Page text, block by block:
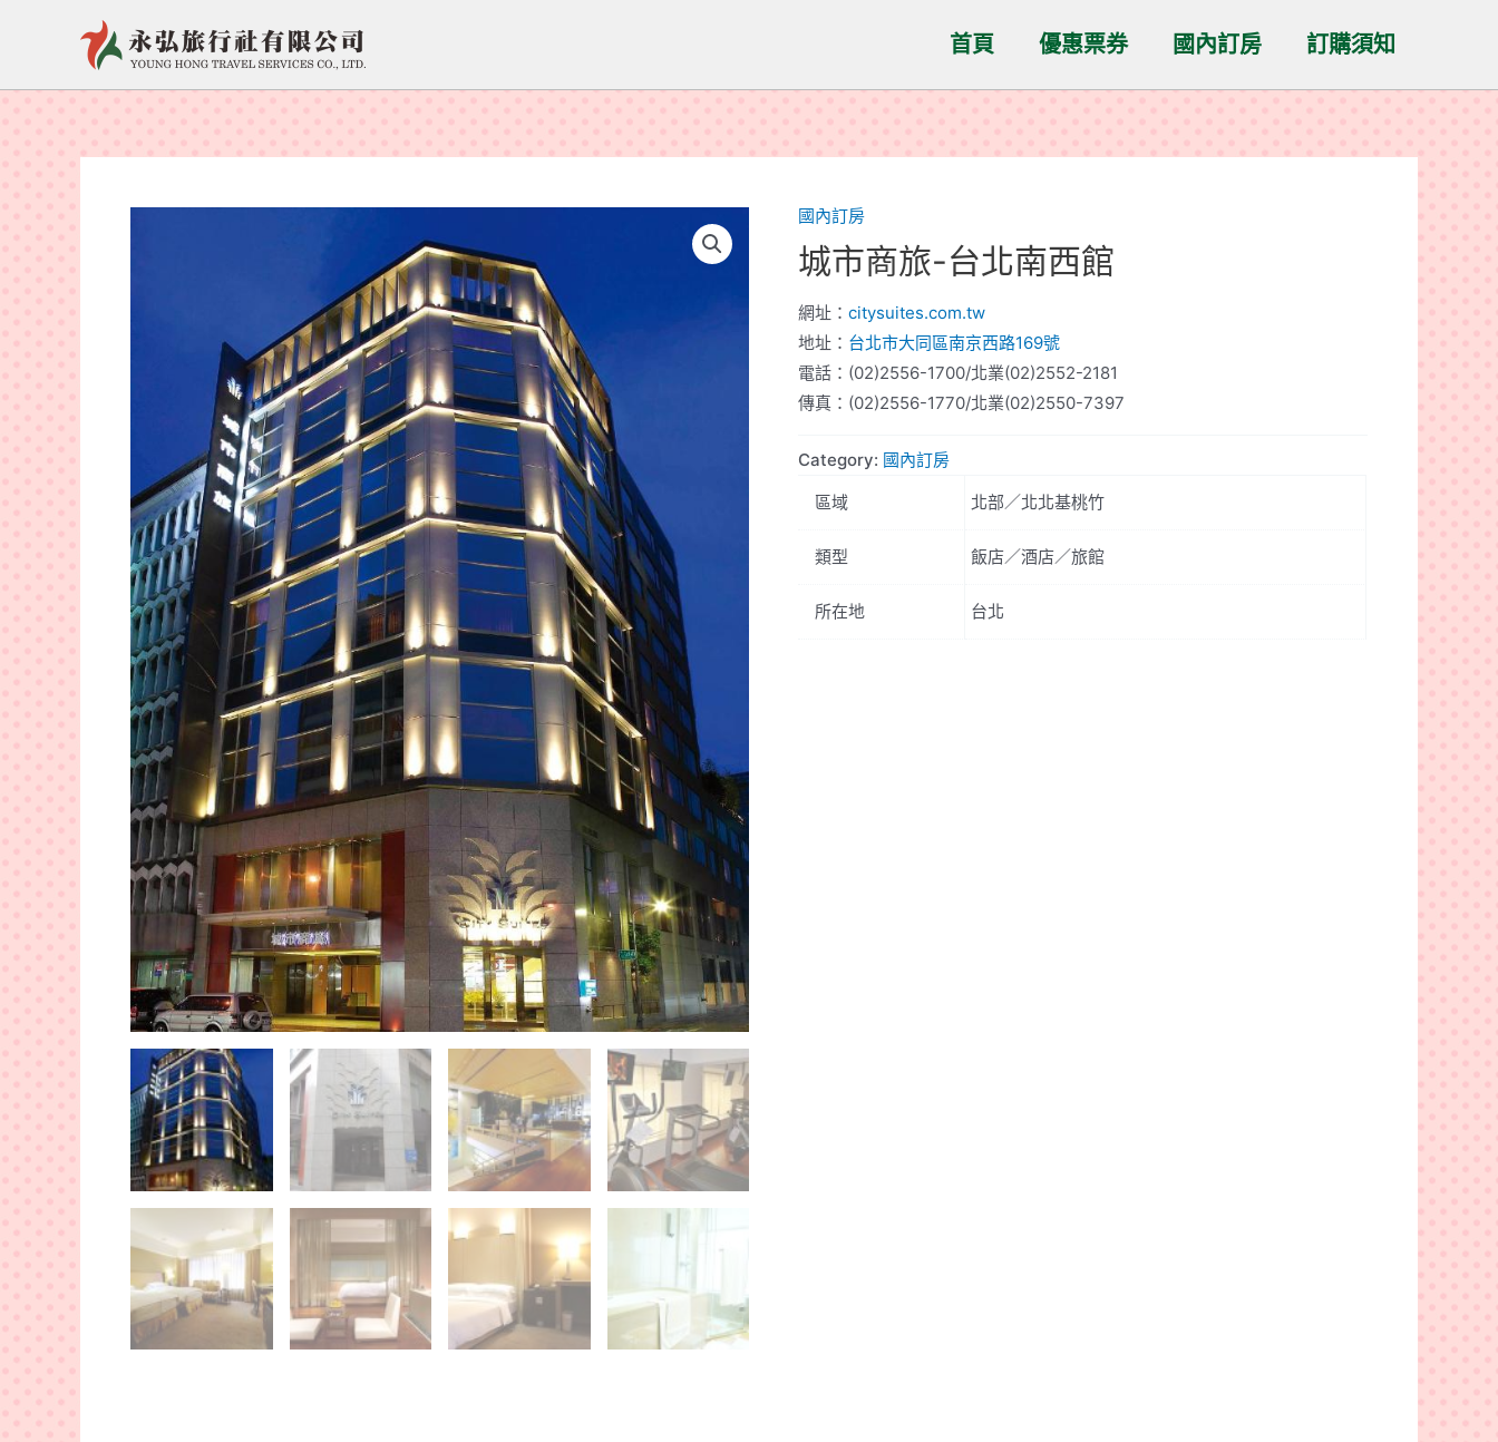
首頁 優惠票券 國內訂房 訂購須知
國內訂房
城市商旅-台北南西館
網址：citysuites.com.tw
地址： 台北市大同區南京西路169號
電話：(02)2556-1700/北業(02)2552-2181
傳真：(02)2556-1770/北業(02)2550-7397
Category: 國內訂房
區域
北部／北北基桃竹
類型 飯店／酒店／旅館
所在地 台北